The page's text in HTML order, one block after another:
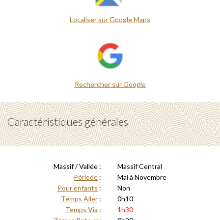
Localiser sur Google Maps
Rechercher sur Google
Caractéristiques générales
Massif / Vallée :
Massif Central
Période :
Mai à Novembre
Pour enfants :
Non
Temps Aller :
0h10
Temps Via :
1h30